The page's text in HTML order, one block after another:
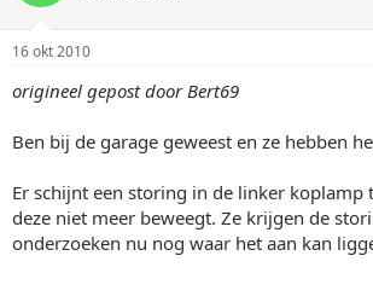
16 okt 2010
origineel gepost door Bert69
Ben bij de garage geweest en ze hebben
Er schijnt een storing in de linker koplamp
deze niet meer beweegt. Ze krijgen de
onderzoeken nu nog waar het aan kan